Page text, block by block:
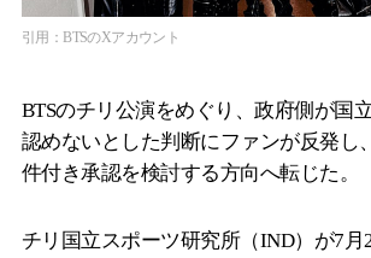
引用：BTSのXアカウント
BTSのチリ公演をめぐり、政府側が国
認めないとした判断にファンが反発し
件付き承認を検討する方向へ転じた。
チリ国立スポーツ研究所（IND）が7月